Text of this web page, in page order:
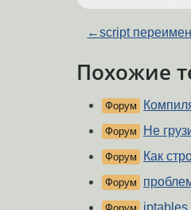
←script
Похожие
Форум
Форум Не
Форум Как
Форум